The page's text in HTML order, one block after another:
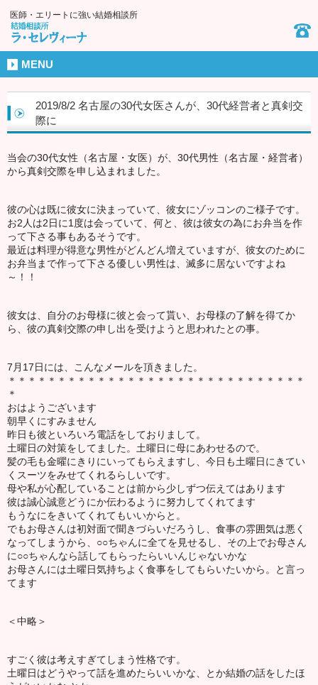
医師・エリートに強い結婚相談所
MENU
2019/8/2 名古屋の30代女医さんが、30代経営者と真剣交
際に
当会の30代女性（名古屋・女医）が、30代男性（名古屋・経営者）
から真剣交際を申し込まれました。
彼の心は既に彼女に決まっていて、彼女にゾッコンのご様子です。
お2人は2日に1度は会っていて、何と、彼は彼女の為にお弁当を作
って下さる事もあるそうです。
最近は料理が得意な男性がどんどん増えていますが、彼女のために
お弁当まで作って下さる優しい男性は、滅多に居ないですよね
～！！
彼女は、自分のお母様に彼と会って貰い、お母様の了解を得てか
ら、彼の真剣交際の申し出を受けようと思われたとの事。
7月17日には、こんなメールを頂きました。
＊＊＊＊＊＊＊＊＊＊＊＊＊＊＊＊＊＊＊＊＊＊＊＊＊＊＊＊＊＊
＊
おはようございます
朝早くにすみません
昨日も彼といろいろ電話をしておりまして。
土曜日の対策をしてました。土曜日に母にあわせるので。
髪の毛も金曜にきりにいってもらえますし、今日も土曜日にきてい
くスーツをみせてくれるらしいです。
母や私が心配していることは前から少しずつ伝えてはあります
彼は誠心誠意どうにか伝わるように努力してくれてます
もうなにをきいてくれてもいいからと。
でもお母さんは初対面で聞きづらいだろうし、食事の雰囲気は悪く
なってしまうから、○○ちゃんに全てを見せるし、その上でお母さん
に○○ちゃんなら話してもらったらいいんじゃないかな
お母さんには土曜日気持ちよく食事をしてもらいたいから。と言っ
てます
＜中略＞
すごく彼は考えすぎてしまう性格です。
土曜日はどうやって話を進めたらいいかな、とか結婚の話をしたほ